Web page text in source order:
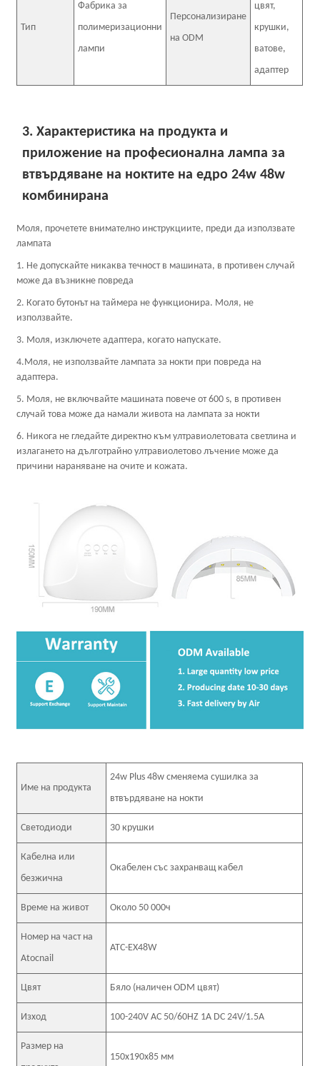
Тип
Фабрика за
полимеризационни
лампи
Персонализиране
на ODM
цвят,
крушки,
ватове,
адаптер
3. Характеристика на продукта и
приложение на професионална лампа за
втвърдяване на ноктите на едро 24w 48w
комбинирана
Моля, прочетете внимателно инструкциите, преди да използвате
лампата
1. Не допускайте никаква течност в машината, в противен случай
може да възникне повреда
2. Когато бутонът на таймера не функционира. Моля, не
използвайте.
3. Моля, изключете адаптера, когато напускате.
4.Моля, не използвайте лампата за нокти при повреда на
адаптера.
5. Моля, не включвайте машината повече от 600 s, в противен
случай това може да намали живота на лампата за нокти
6. Никога не гледайте директно към ултравиолетовата светлина и
излагането на дълготрайно ултравиолетово лъчение може да
причини нараняване на очите и кожата.
Име на продукта
24w Plus 48w сменяема сушилка за
втвърдяване на нокти
Светодиоди 30 крушки
Кабелна или
безжична
Окабелен със захранващ кабел
Време на живот Около 50 000ч
Номер на част на
Atocnail
ATC-EX48W
Цвят Бяло (наличен ODM цвят)
Изход 100-240V AC 50/60HZ 1A DC 24V/1.5A
Размер на
150x190x85 мм